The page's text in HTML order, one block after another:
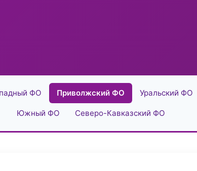
ФО Приволжский ФО Уральский ФО
Южный ФО Северо-Кавказский ФО